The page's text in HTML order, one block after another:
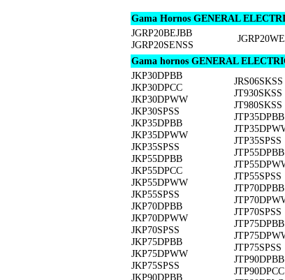
Gama Hornos GENERAL
JGRP20BEJBB
JGRP20SENSS
Gama hornos GENERAL
JKP30DPBB
JKP30DPCC
JKP30DPWW
JKP30SPSS
JKP35DPBB
JKP35DPWW
JKP35SPSS
JKP55DPBB
JKP55DPCC
JKP55DPWW
JKP55SPSS
JKP70DPBB
JKP70DPWW
JKP70SPSS
JKP75DPBB
JKP75DPWW
JKP75SPSS
JKP90DPBB
JRS06SKSS
JT930SKSS
JT980SKSS
JTP35DPBB
JTP35SPSS
JTP55DPBB
JTP55SPSS
JTP70DPBB
JTP70SPSS
JTP75DPBB
JTP75SPSS
JTP90DPBB
JTP90DPCC